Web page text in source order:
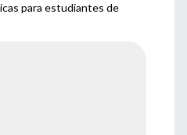
para estudiantes de